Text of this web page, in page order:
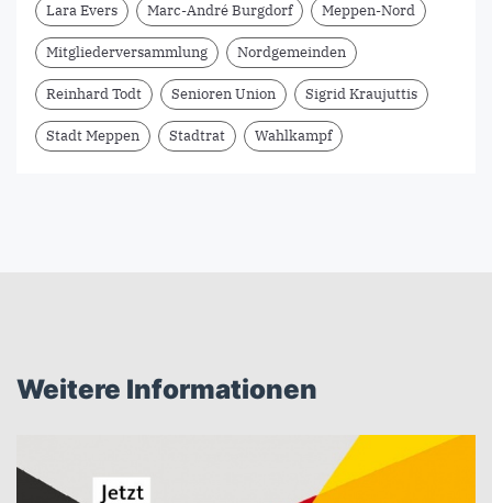
Lara Evers Marc-André Burgdorf Meppen-Nord
Mitgliederversammlung Nordgemeinden
Reinhard Todt Senioren Union Sigrid Kraujuttis
Stadt Meppen Stadtrat Wahlkampf
Weitere Informationen